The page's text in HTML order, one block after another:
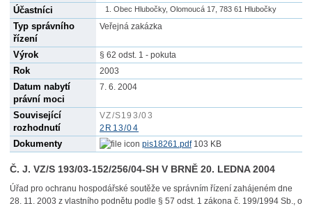
Účastníci Obec Hlubočky, Olomoucá 17, 783 61 Hlubočky
Typ správního
řízení
Veřejná zakázka
Výrok § 62 odst. 1 - pokuta
Rok 2003
Datum nabytí
právní moci
7. 6. 2004
Související
rozhodnutí
VZ/S193/03
2R13/04
Dokumenty pis18261.pdf103 KB
Č. J. VZ/S 193/03-152/256/04-SH V BRNĚ 20. LEDNA 2004
Úřad pro ochranu hospodářské soutěže ve správním řízení zahájeném dne
28. 11. 2003 z vlastního podnětu podle § 57 odst. 1 zákona č. 199/1994 Sb., o